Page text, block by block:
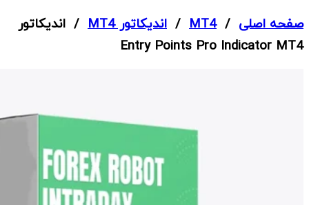
looking
for?
صفحه اصلی /
MT4
/ اندیکاتور MT4
/ اندیکاتور
Entry Points Pro Indicator MT4